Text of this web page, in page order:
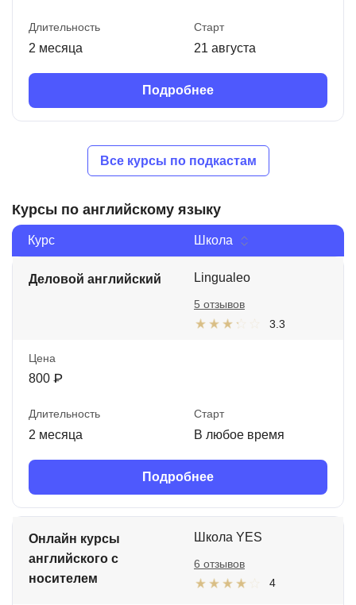
Длительность
2 месяца
Старт
21 августа
Подробнее
Все курсы по подкастам
Курсы по английскому языку
Курс Школа
Деловой английский Lingualeo
3.3
5 отзывов
Цена
800 ₽
Длительность
2 месяца
Старт
В любое время
Подробнее
Онлайн курсы
английского с
носителем
Школа YES
4
6 отзывов